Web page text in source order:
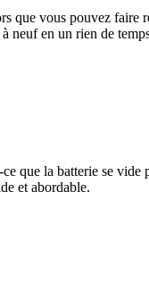
que vous pouvez
neuf en un rien de
que la batterie se
et abordable.